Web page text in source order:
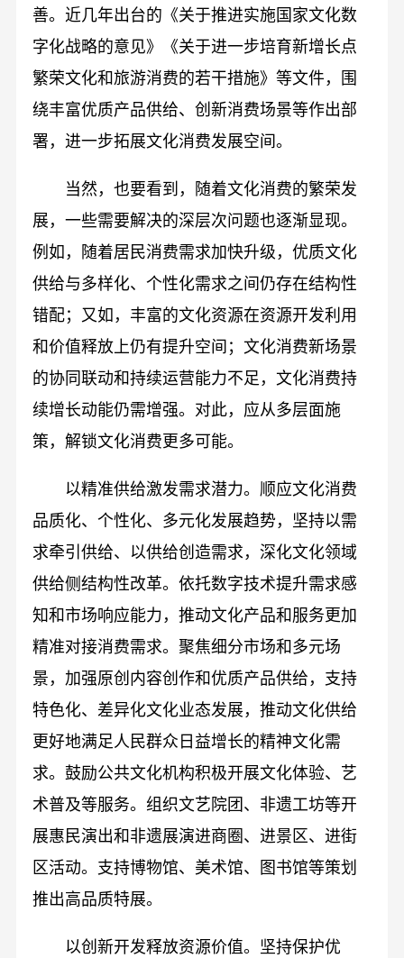
善。近几年出台的《关于推进实施国家文化数
字化战略的意见》《关于进一步培育新增长点
繁荣文化和旅游消费的若干措施》等文件，围
绕丰富优质产品供给、创新消费场景等作出部
署，进一步拓展文化消费发展空间。
当然，也要看到，随着文化消费的繁荣发
展，一些需要解决的深层次问题也逐渐显现。
例如，随着居民消费需求加快升级，优质文化
供给与多样化、个性化需求之间仍存在结构性
错配；又如，丰富的文化资源在资源开发利用
和价值释放上仍有提升空间；文化消费新场景
的协同联动和持续运营能力不足，文化消费持
续增长动能仍需增强。对此，应从多层面施
策，解锁文化消费更多可能。
以精准供给激发需求潜力。顺应文化消费
品质化、个性化、多元化发展趋势，坚持以需
求牵引供给、以供给创造需求，深化文化领域
供给侧结构性改革。依托数字技术提升需求感
知和市场响应能力，推动文化产品和服务更加
精准对接消费需求。聚焦细分市场和多元场
景，加强原创内容创作和优质产品供给，支持
特色化、差异化文化业态发展，推动文化供给
更好地满足人民群众日益增长的精神文化需
求。鼓励公共文化机构积极开展文化体验、艺
术普及等服务。组织文艺院团、非遗工坊等开
展惠民演出和非遗展演进商圈、进景区、进街
区活动。支持博物馆、美术馆、图书馆等策划
推出高品质特展。
以创新开发释放资源价值。坚持保护优